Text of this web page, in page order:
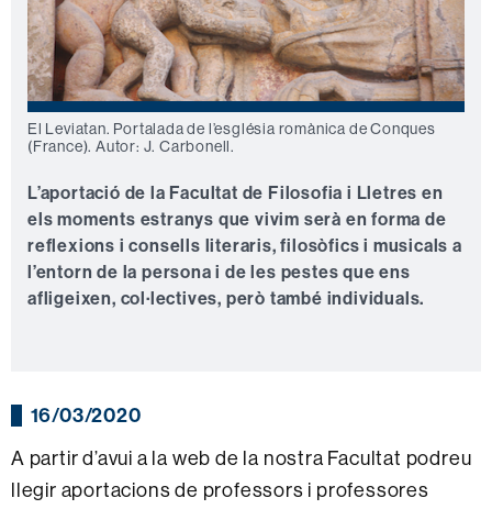
El Leviatan. Portalada de l’església romànica de Conques
(France). Autor: J. Carbonell.
L’aportació de la Facultat de Filosofia i Lletres en
els moments estranys que vivim serà en forma de
reflexions i consells literaris, filosòfics i musicals a
l’entorn de la persona i de les pestes que ens
afligeixen, col·lectives, però també individuals.
16/03/2020
A partir d’avui a la web de la nostra Facultat podreu
llegir aportacions de professors i professores